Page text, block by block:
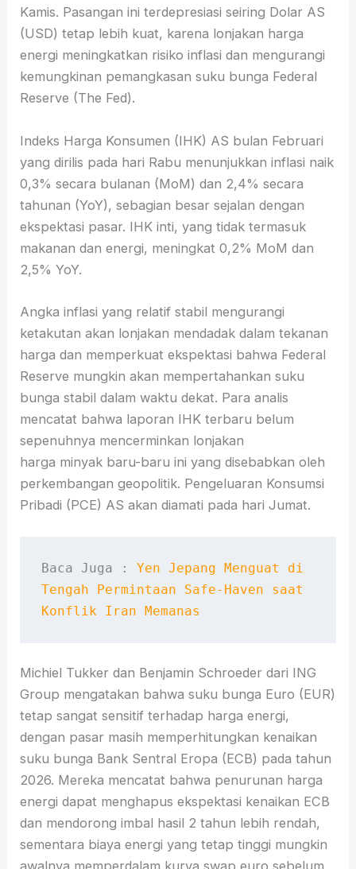
Kamis. Pasangan ini terdepresiasi seiring Dolar AS
(USD) tetap lebih kuat, karena lonjakan harga
energi meningkatkan risiko inflasi dan mengurangi
kemungkinan pemangkasan suku bunga Federal
Reserve (The Fed).
Indeks Harga Konsumen (IHK) AS bulan Februari
yang dirilis pada hari Rabu menunjukkan inflasi naik
0,3% secara bulanan (MoM) dan 2,4% secara
tahunan (YoY), sebagian besar sejalan dengan
ekspektasi pasar. IHK inti, yang tidak termasuk
makanan dan energi, meningkat 0,2% MoM dan
2,5% YoY.
Angka inflasi yang relatif stabil mengurangi
ketakutan akan lonjakan mendadak dalam tekanan
harga dan memperkuat ekspektasi bahwa Federal
Reserve mungkin akan mempertahankan suku
bunga stabil dalam waktu dekat. Para analis
mencatat bahwa laporan IHK terbaru belum
sepenuhnya mencerminkan lonjakan
harga minyak baru-baru ini yang disebabkan oleh
perkembangan geopolitik. Pengeluaran Konsumsi
Pribadi (PCE) AS akan diamati pada hari Jumat.
Baca Juga : Yen Jepang Menguat di
Tengah Permintaan Safe-Haven saat
Konflik Iran Memanas
Michiel Tukker dan Benjamin Schroeder dari ING
Group mengatakan bahwa suku bunga Euro (EUR)
tetap sangat sensitif terhadap harga energi,
dengan pasar masih memperhitungkan kenaikan
suku bunga Bank Sentral Eropa (ECB) pada tahun
2026. Mereka mencatat bahwa penurunan harga
energi dapat menghapus ekspektasi kenaikan ECB
dan mendorong imbal hasil 2 tahun lebih rendah,
sementara biaya energi yang tetap tinggi mungkin